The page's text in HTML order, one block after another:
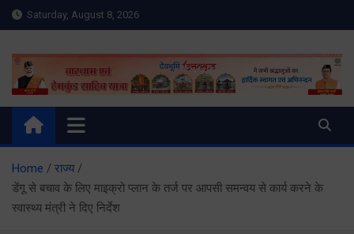
Skip
to
Saturday, August 8, 2026
Meru Raibar | Uttarakhand
News | Uttarkashi News
meruraibar.com
Home
राज्य
डेंगू से बचाव के लिए माइक्रो प्लान के तर्ज पर आपसी समन्वय से कार्य करने के
स्वास्थ्य मंत्री ने दिए निर्देश